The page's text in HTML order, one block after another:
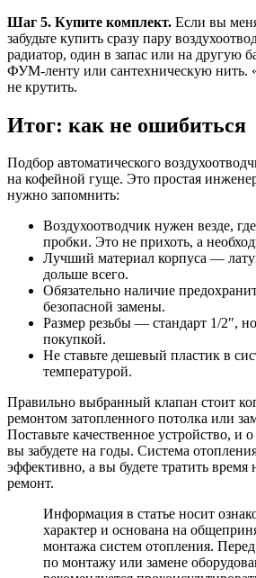
Шаг 5. Купите комплект. Если вы
забудьте купить сразу пару
радиатор, один в запас или на другую
ФУМ-ленту или сантехническую нить.
не крутить.
Итог: как не ошибиться
Подбор автоматического
на кофейной гуще. Это простая
нужно запомнить:
Воздухоотводчик нужен везде,
пробки. Это не прихоть, а
Лучший материал корпуса —
дольше всего.
Обязательно наличие
безопасной замены.
Размер резьбы — стандарт 1/2″,
покупкой.
Не ставьте дешевый пластик в
температурой.
Правильно выбранный клапан стоит
ремонтом затопленного потолка или
Поставьте качественное устройство, и
вы забудете на годы. Система
эффективно, а вы будете тратить время
ремонт.
Информация в статье носит
характер и основана на
монтажа систем отопления.
по монтажу или замене